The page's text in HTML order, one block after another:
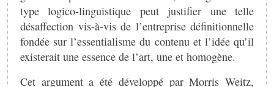
type logico-linguistique peut justifier une telle
désaffection vis-à-vis de l’entreprise définitionnelle
fondée sur l’essentialisme du contenu et l’idée qu’il
existerait une essence de l’art, une et homogène.
Cet argument a été développé par Morris Weitz,